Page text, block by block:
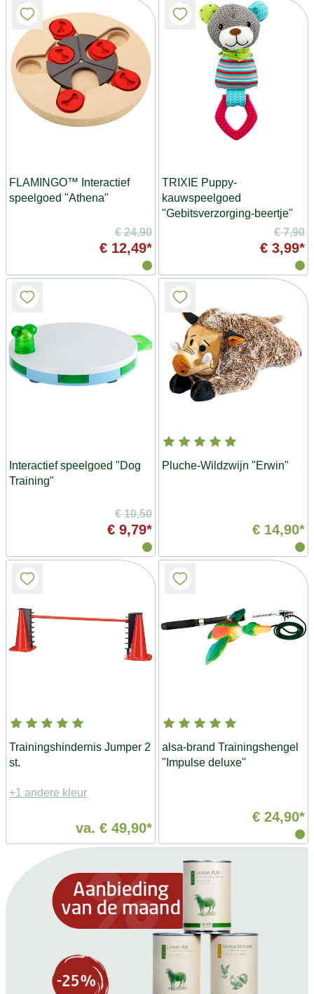
FLAMINGO™ Interactief
speelgoed "Athena"
€ 24,90
€ 12,49*
TRIXIE Puppy-
kauwspeelgoed
"Gebitsverzorging-beertje"
€ 7,90
€ 3,99*
Interactief speelgoed "Dog
Training"
€ 10,50
€ 9,79*
Pluche-Wildzwijn "Erwin"
€ 14,90*
Trainingshindernis Jumper 2
st.
+1 andere kleur
va. € 49,90*
alsa-brand Trainingshengel
"Impulse deluxe"
€ 24,90*